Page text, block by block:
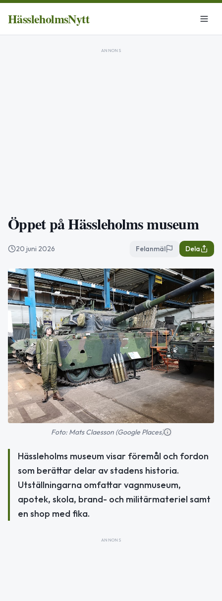
HässleholmsNytt
ANNONS
Öppet på Hässleholms museum
20 juni 2026 Felanmäl Dela
Foto: Mats Claesson (Google Places)
Hässleholms museum visar föremål och fordon
som berättar delar av stadens historia.
Utställningarna omfattar vagnmuseum,
apotek, skola, brand- och militärmateriel samt
en shop med fika.
ANNONS